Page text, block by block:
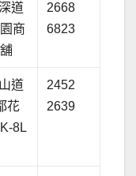
道
商
2668
6823
道
花
8L
2452
2639